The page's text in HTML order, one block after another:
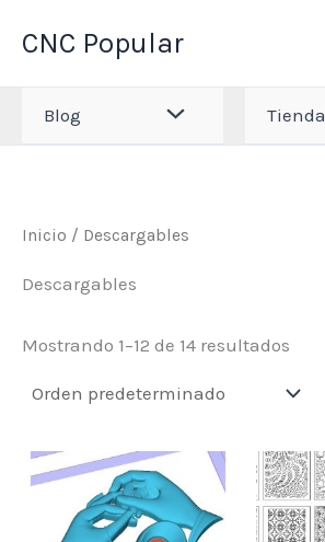
CNC Popular
Blog Tienda
Inicio / Descargables
Descargables
Mostrando 1–12 de 14 resultados